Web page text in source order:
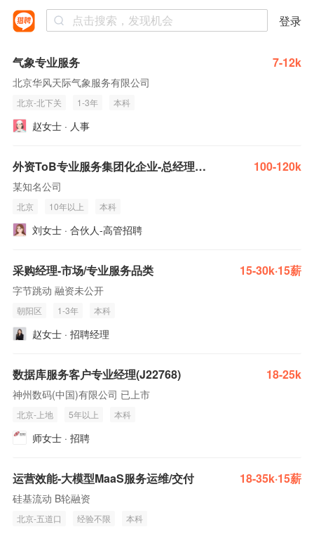
登录
气象专业服务 7-12k
北京华风天际气象服务有限公司
北京-北下关 1-3年 本科
赵女士 · 人事
外资ToB专业服务集团化企业-总经理-北京 100-120k
某知名公司
北京 10年以上 本科
刘女士 · 合伙人-高管招聘
采购经理-市场/专业服务品类 15-30k·15薪
字节跳动 融资未公开
朝阳区 1-3年 本科
赵女士 · 招聘经理
数据库服务客户专业经理(J22768) 18-25k
神州数码(中国)有限公司 已上市
北京-上地 5年以上 本科
师女士 · 招聘
运营效能-大模型MaaS服务运维/交付 18-35k·15薪
硅基流动 B轮融资
北京-五道口 经验不限 本科